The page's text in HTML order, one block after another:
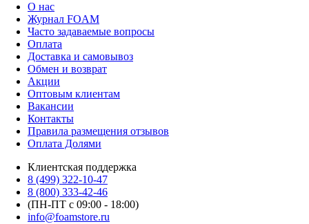
О нас
Журнал FOAM
Часто задаваемые вопросы
Оплата
Доставка и самовывоз
Обмен и возврат
Акции
Оптовым клиентам
Вакансии
Контакты
Правила размещения отзывов
Оплата Долями
Клиентская поддержка
8 (499) 322-10-47
8 (800) 333-42-46
(ПН-ПТ с 09:00 - 18:00)
info@foamstore.ru